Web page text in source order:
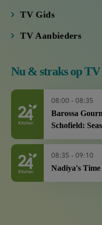
TV Gids
TV Aanbieders
Nu & straks op TV
08:00 - 08:35
Barossa
Schofield:
08:35 - 09:10
Nadiya's